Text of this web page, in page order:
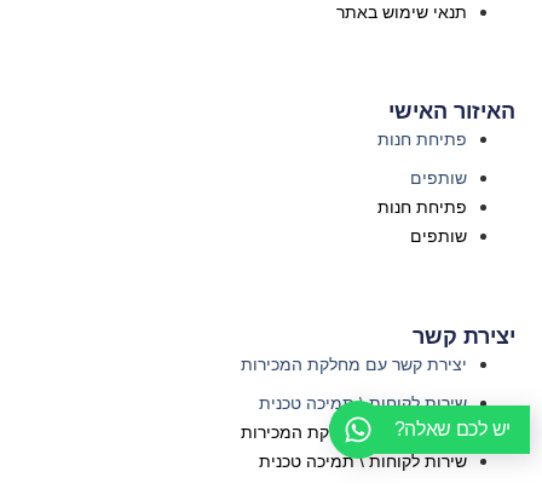
האיזור האישי
פתיחת חנות
שותפים
פתיחת חנות
שותפים
תנאי שימוש באתר
יצירת קשר
יצירת קשר עם מחלקת המכירות
שירות לקוחות \ תמיכה טכנית
יצירת קשר עם מחלקת המכירות
שירות לקוחות \ תמיכה טכנית
יש לכם שאלה?